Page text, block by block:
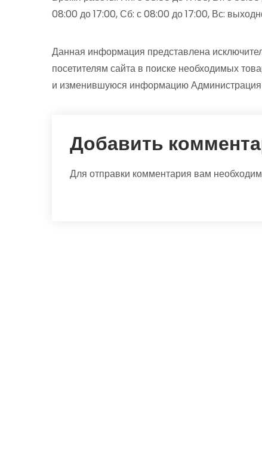
08:00 до 17:00, Сб: с 08:00 до 17:00, Вс:
Данная информация представлена
посетителям сайта в поиске необходимых
и изменившуюся информацию Администрация
Добавить
Для отправки комментария вам